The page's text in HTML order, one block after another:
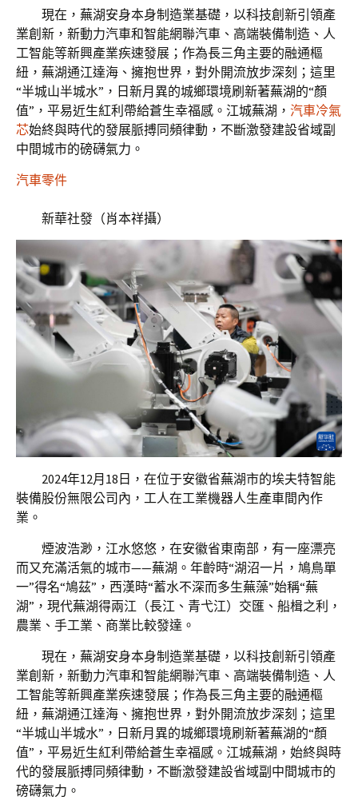
現在，蕪湖安身本身制造業基礎，以科技創新引領產
業創新，新動力汽車和智能網聯汽車、高端裝備制造、人
工智能等新興產業疾速發展；作為長三角主要的融通樞
紐，蕪湖通江達海、擁抱世界，對外開流放步深刻；這里
“半城山半城水”，日新月異的城鄉環境刷新著蕪湖的“顏
值”，平易近生紅利帶給蒼生幸福感。江城蕪湖， 汽車冷氣
芯始終與時代的發展脈搏同頻律動，不斷激發建設省域副
中間城市的磅礴氣力。
汽車零件
新華社發（肖本祥攝）
2024年12月18日，在位于安徽省蕪湖市的埃夫特智能
裝備股份無限公司內，工人在工業機器人生產車間內作
業。
煙波浩渺，江水悠悠，在安徽省東南部，有一座漂亮
而又充滿活氣的城市——蕪湖。年齡時“湖沼一片，鳩鳥單
一”得名“鳩茲”，西漢時“蓄水不深而多生蕪藻”始稱“蕪
湖”，現代蕪湖得兩江（長江、青弋江）交匯、船楫之利，
農業、手工業、商業比較發達。
現在，蕪湖安身本身制造業基礎，以科技創新引領產
業創新，新動力汽車和智能網聯汽車、高端裝備制造、人
工智能等新興產業疾速發展；作為長三角主要的融通樞
紐，蕪湖通江達海、擁抱世界，對外開流放步深刻；這里
“半城山半城水”，日新月異的城鄉環境刷新著蕪湖的“顏
值”，平易近生紅利帶給蒼生幸福感。江城蕪湖，始終與時
代的發展脈搏同頻律動，不斷激發建設省域副中間城市的
磅礴氣力。